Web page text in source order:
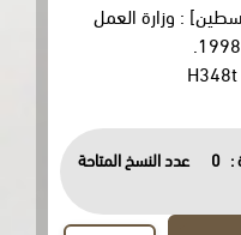
العمل
النسخ المتاحة